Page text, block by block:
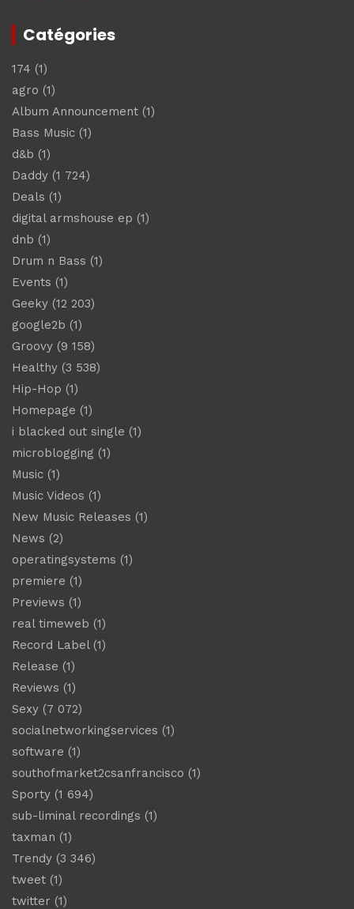
Catégories
174 (1)
agro (1)
Album Announcement (1)
Bass Music (1)
d&b (1)
Daddy (1 724)
Deals (1)
digital armshouse ep (1)
dnb (1)
Drum n Bass (1)
Events (1)
Geeky (12 203)
google2b (1)
Groovy (9 158)
Healthy (3 538)
Hip-Hop (1)
Homepage (1)
i blacked out single (1)
microblogging (1)
Music (1)
Music Videos (1)
New Music Releases (1)
News (2)
operatingsystems (1)
premiere (1)
Previews (1)
real timeweb (1)
Record Label(1)
Release (1)
Reviews (1)
Sexy (7 072)
socialnetworkingservices (1)
software (1)
southofmarket2csanfrancisco (1)
Sporty (1 694)
sub-liminal recordings (1)
taxman (1)
Trendy (3 346)
tweet (1)
twitter (1)